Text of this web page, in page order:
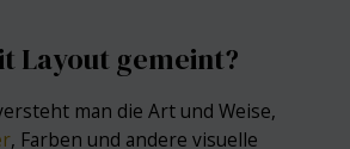
Layout gemeint?
man die Art und Weise,
, Farben und andere visuelle